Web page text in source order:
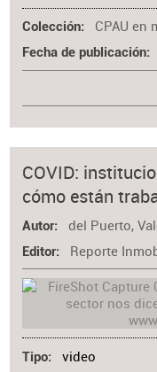
Colección CPAU en
Fecha de publicación
COVID:
cómo están
Autor del Puerto,
Editor Reporte
Tipo video